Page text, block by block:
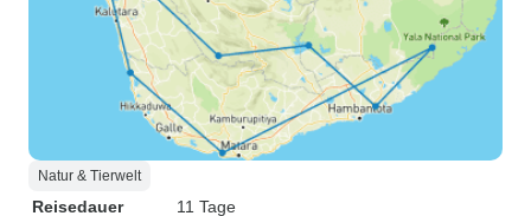
Natur & Tierwelt
Reisedauer
11 Tage